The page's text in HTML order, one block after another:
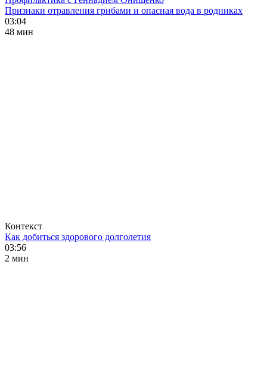
Признаки отравления грибами и опасная вода в родниках
03:04
48 мин
Контекст
Как добиться здорового долголетия
03:56
2 мин